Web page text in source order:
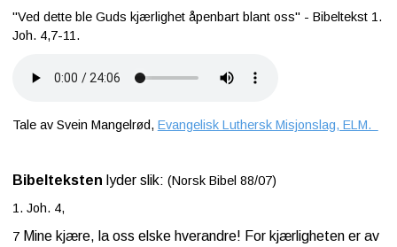
"Ved dette ble Guds kjærlighet åpenbart blant oss" - Bibeltekst 1.
Joh. 4,7-11.
Tale av Svein Mangelrød, Evangelisk Luthersk Misjonslag, ELM.
Bibelteksten lyder slik: (Norsk Bibel 88/07)
1. Joh. 4,
7 Mine kjære, la oss elske hverandre! For kjærligheten er av